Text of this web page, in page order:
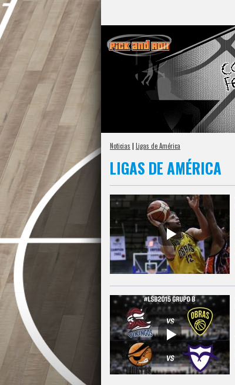
Noticias | Ligas de América
LIGAS DE AMÉRICA